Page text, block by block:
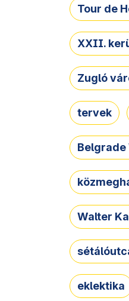
Tour de
XXII.
Zugló
tervek
Walter
eklektika